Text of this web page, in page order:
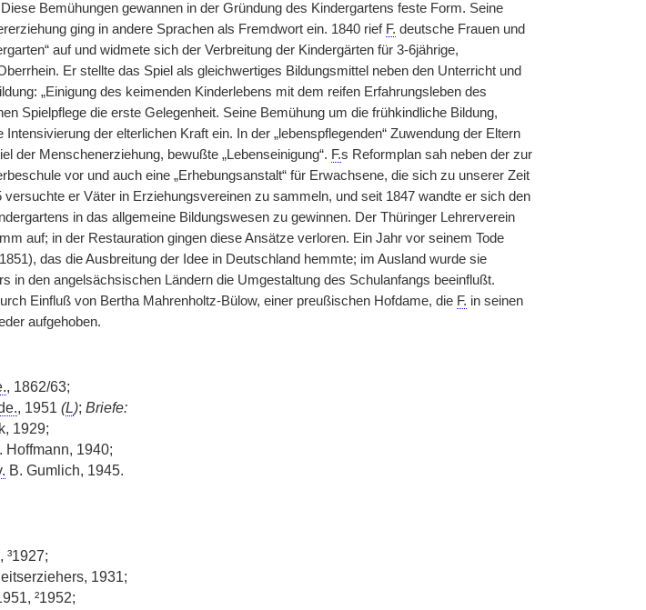
Bemühungen gewannen in der Gründung des Kindergartens feste Form. Seine
ging in andere Sprachen als Fremdwort ein. 1840 rief F. deutsche Frauen und
auf und widmete sich der Verbreitung der Kindergärten für 3-6jährige,
Er stellte das Spiel als gleichwertiges Bildungsmittel neben den Unterricht und
„Einigung des keimenden Kinderlebens mit dem reifen Erfahrungsleben des
Spielpflege die erste Gelegenheit. Seine Bemühung um die frühkindliche Bildung,
der elterlichen Kraft ein. In der „lebenspflegenden“ Zuwendung der Eltern
der Menschenerziehung, bewußte „Lebenseinigung“. F.s Reformplan sah neben der zur
vor und auch eine „Erhebungsanstalt“ für Erwachsene, die sich zu unserer Zeit
er Väter in Erziehungsvereinen zu sammeln, und seit 1847 wandte er sich den
in das allgemeine Bildungswesen zu gewinnen. Der Thüringer Lehrerverein
auf; in der Restauration gingen diese Ansätze verloren. Ein Jahr vor seinem Tode
das die Ausbreitung der Idee in Deutschland hemmte; im Ausland wurde sie
in den angelsächsischen Ländern die Umgestaltung des Schulanfangs beeinflußt.
Einfluß von Bertha Mahrenholtz-Bülow, einer preußischen Hofdame, die F. in seinen
aufgehoben.
, 1862/63;
, 1951 (L); Briefe:
1929;
Hoffmann, 1940;
B. Gumlich, 1945.
³1927;
1931;
²1952;